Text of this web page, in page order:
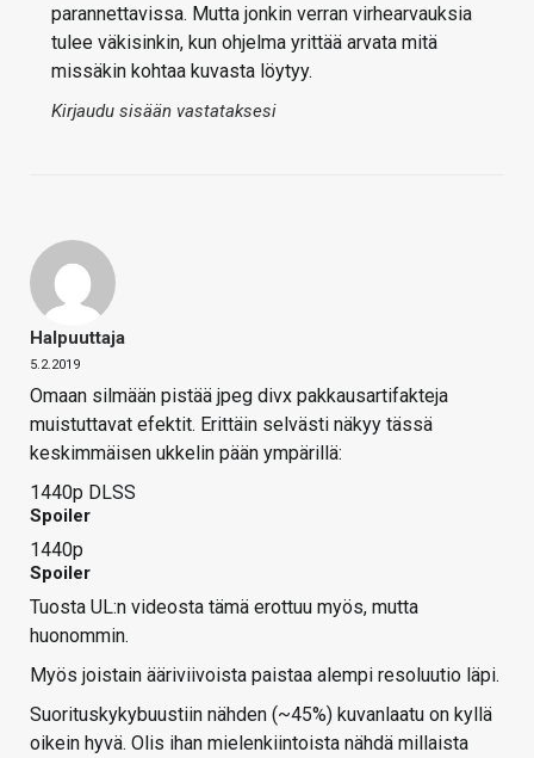
parannettavissa. Mutta jonkin verran virhearvauksia
tulee väkisinkin, kun ohjelma yrittää arvata mitä
missäkin kohtaa kuvasta löytyy.
Kirjaudu sisään vastataksesi
Halpuuttaja
5.2.2019
Omaan silmään pistää jpeg divx pakkausartifakteja
muistuttavat efektit. Erittäin selvästi näkyy tässä
keskimmäisen ukkelin pään ympärillä:
1440p DLSS
Spoiler
1440p
Spoiler
Tuosta UL:n videosta tämä erottuu myös, mutta
huonommin.
Myös joistain ääriviivoista paistaa alempi resoluutio läpi.
Suorituskykybuustiin nähden (~45%) kuvanlaatu on kyllä
oikein hyvä. Olis ihan mielenkiintoista nähdä millaista